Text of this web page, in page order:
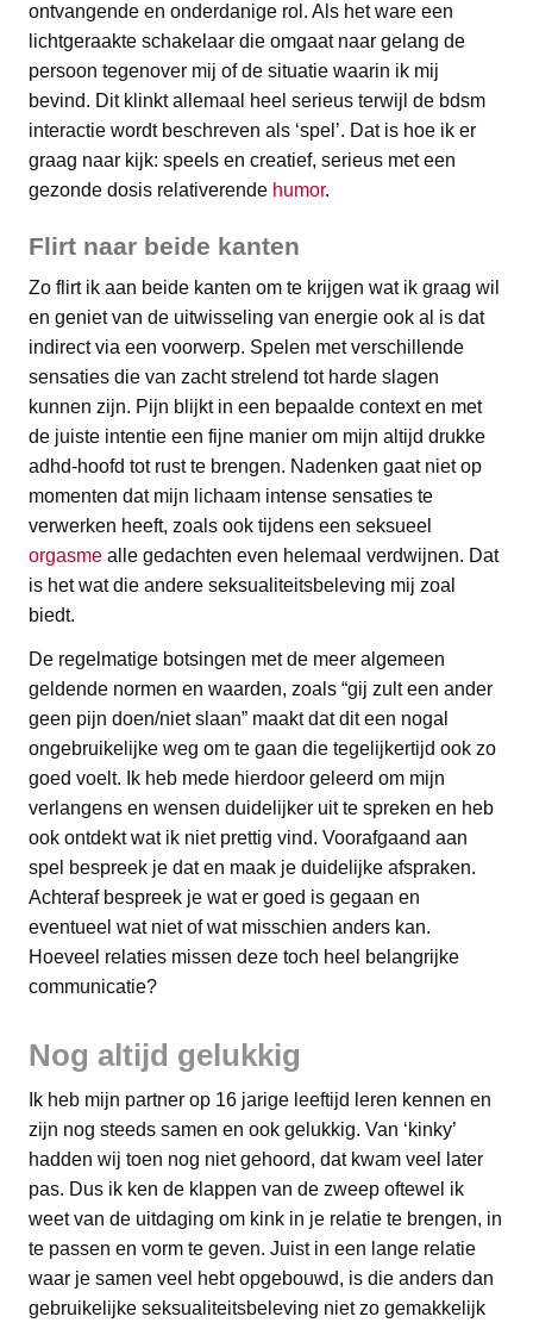
ontvangende en onderdanige rol. Als het ware een
lichtgeraakte schakelaar die omgaat naar gelang de
persoon tegenover mij of de situatie waarin ik mij
bevind. Dit klinkt allemaal heel serieus terwijl de bdsm
interactie wordt beschreven als ‘spel’. Dat is hoe ik er
graag naar kijk: speels en creatief, serieus met een
gezonde dosis relativerende humor.
Flirt naar beide kanten
Zo flirt ik aan beide kanten om te krijgen wat ik graag wil
en geniet van de uitwisseling van energie ook al is dat
indirect via een voorwerp. Spelen met verschillende
sensaties die van zacht strelend tot harde slagen
kunnen zijn. Pijn blijkt in een bepaalde context en met
de juiste intentie een fijne manier om mijn altijd drukke
adhd-hoofd tot rust te brengen. Nadenken gaat niet op
momenten dat mijn lichaam intense sensaties te
verwerken heeft, zoals ook tijdens een seksueel
orgasme alle gedachten even helemaal verdwijnen. Dat
is het wat die andere seksualiteitsbeleving mij zoal
biedt.
De regelmatige botsingen met de meer algemeen
geldende normen en waarden, zoals “gij zult een ander
geen pijn doen/niet slaan” maakt dat dit een nogal
ongebruikelijke weg om te gaan die tegelijkertijd ook zo
goed voelt. Ik heb mede hierdoor geleerd om mijn
verlangens en wensen duidelijker uit te spreken en heb
ook ontdekt wat ik niet prettig vind. Voorafgaand aan
spel bespreek je dat en maak je duidelijke afspraken.
Achteraf bespreek je wat er goed is gegaan en
eventueel wat niet of wat misschien anders kan.
Hoeveel relaties missen deze toch heel belangrijke
communicatie?
Nog altijd gelukkig
Ik heb mijn partner op 16 jarige leeftijd leren kennen en
zijn nog steeds samen en ook gelukkig. Van ‘kinky’
hadden wij toen nog niet gehoord, dat kwam veel later
pas. Dus ik ken de klappen van de zweep oftewel ik
weet van de uitdaging om kink in je relatie te brengen, in
te passen en vorm te geven. Juist in een lange relatie
waar je samen veel hebt opgebouwd, is die anders dan
gebruikelijke seksualiteitsbeleving niet zo gemakkelijk